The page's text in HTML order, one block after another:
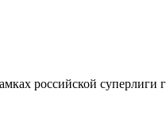
российской суперлиги